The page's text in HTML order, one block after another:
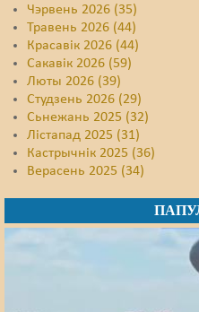
Чэрвень 2026 (35)
Травень 2026 (44)
Красавік 2026 (44)
Сакавік 2026 (59)
Люты 2026 (39)
Студзень 2026 (29)
Сьнежань 2025 (32)
Лістапад 2025 (31)
Кастрычнік 2025 (36)
Верасень 2025 (34)